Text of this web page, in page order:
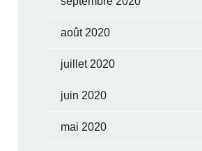
août 2020
juillet 2020
juin 2020
mai 2020